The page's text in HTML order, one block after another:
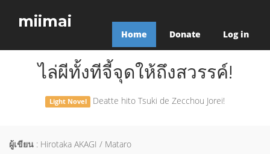
miimai
Home Donate Log in
ไล่ผีทั้งทีจี้จุดให้ถึงสวรรค์!
Light Novel Deatte hito Tsuki de Zecchou Jorei!
ผู้เขียน : Hirotaka AKAGI / Mataro